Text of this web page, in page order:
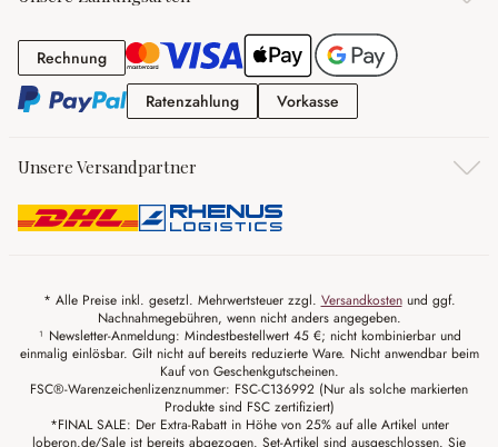
RechnungRechnung
RatenzahlungRatenzahlung
Vorkasse
Unsere Versandpartner
* Alle Preise inkl. gesetzl. Mehrwertsteuer zzgl. Versandkostenund ggf.
Nachnahmegebühren, wenn nicht anders angegeben.
¹ Newsletter-Anmeldung: Mindestbestellwert 45 €; nicht kombinierbar und
einmalig einlösbar. Gilt nicht auf bereits reduzierte Ware. Nicht anwendbar beim
Kauf von Geschenkgutscheinen.
FSC®-Warenzeichenlizenznummer: FSC-C136992 (Nur als solche markierten
Produkte sind FSC zertifiziert)
*FINAL SALE: Der Extra-Rabatt in Höhe von 25% auf alle Artikel unter
loberon.de/Sale ist bereits abgezogen. Set-Artikel sind ausgeschlossen. Sie